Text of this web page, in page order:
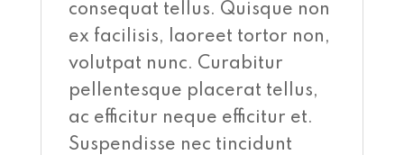
consequat tellus. Quisque non
ex facilisis, laoreet tortor non,
volutpat nunc. Curabitur
pellentesque placerat tellus,
ac efficitur neque efficitur et.
Suspendisse nec tincidunt